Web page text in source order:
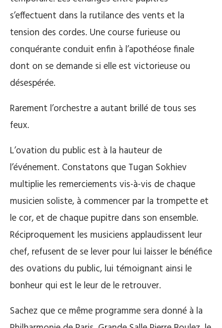
s’effectuent dans la rutilance des vents et la
tension des cordes. Une course furieuse ou
conquérante conduit enfin à l’apothéose finale
dont on se demande si elle est victorieuse ou
désespérée.
Rarement l’orchestre a autant brillé de tous ses
feux.
L’ovation du public est à la hauteur de
l’événement. Constatons que Tugan Sokhiev
multiplie les remerciements vis-à-vis de chaque
musicien soliste, à commencer par la trompette et
le cor, et de chaque pupitre dans son ensemble.
Réciproquement les musiciens applaudissent leur
chef, refusent de se lever pour lui laisser le bénéfice
des ovations du public, lui témoignant ainsi le
bonheur qui est le leur de le retrouver.
Sachez que ce même programme sera donné à la